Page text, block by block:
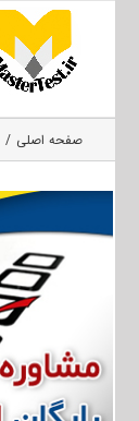
صفحه اصلی